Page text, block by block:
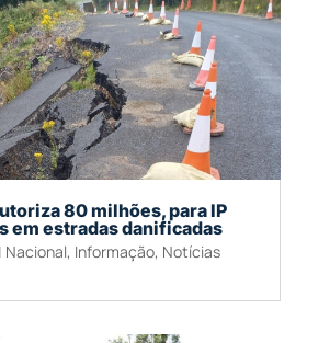
80 milhões, para IP
em estradas danificadas
| Nacional, Informação, Notícias